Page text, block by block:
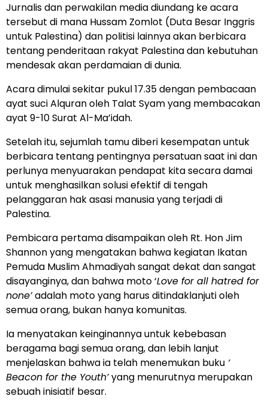
Jurnalis dan perwakilan media diundang ke acara
tersebut di mana Hussam Zomlot (Duta Besar Inggris
untuk Palestina) dan politisi lainnya akan berbicara
tentang penderitaan rakyat Palestina dan kebutuhan
mendesak akan perdamaian di dunia.
Acara dimulai sekitar pukul 17.35 dengan pembacaan
ayat suci Alquran oleh Talat Syam yang membacakan
ayat 9-10 Surat Al-Ma’idah.
Setelah itu, sejumlah tamu diberi kesempatan untuk
berbicara tentang pentingnya persatuan saat ini dan
perlunya menyuarakan pendapat kita secara damai
untuk menghasilkan solusi efektif di tengah
pelanggaran hak asasi manusia yang terjadi di
Palestina.
Pembicara pertama disampaikan oleh Rt. Hon Jim
Shannon yang mengatakan bahwa kegiatan Ikatan
Pemuda Muslim Ahmadiyah sangat dekat dan sangat
disayanginya, dan bahwa moto ‘Love for all hatred for
none’adalah moto yang harus ditindaklanjuti oleh
semua orang, bukan hanya komunitas.
Ia menyatakan keinginannya untuk kebebasan
beragama bagi semua orang, dan lebih lanjut
menjelaskan bahwa ia telah menemukan buku ‘
Beacon for the Youth’yang menurutnya merupakan
sebuah inisiatif besar.